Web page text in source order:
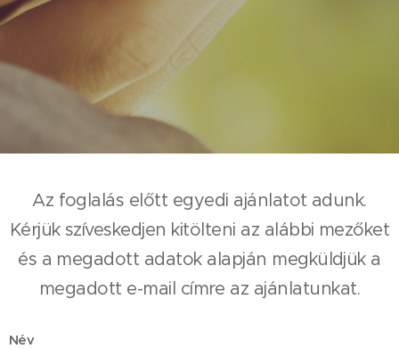
Az foglalás előtt egyedi ajánlatot adunk.
Kérjük szíveskedjen kitölteni az alábbi mezőket
és a megadott adatok alapján megküldjük a
megadott e-mail címre az ajánlatunkat.
Név